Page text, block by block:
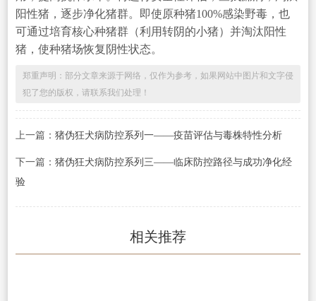
阳性猪，逐步净化猪群。即使原种猪100%感染野毒，也
可通过培育核心种猪群（利用转阴的小猪）并淘汰阳性
猪，使种猪场恢复阴性状态。
郑重声明：部分文章来源于网络，仅作为参考，如果网站中图片和文字侵
犯了您的版权，请联系我们处理！
上一篇： 猪伪狂犬病防控系列一——疫苗评估与毒株特性分析
下一篇： 猪伪狂犬病防控系列三——临床防控路径与成功净化经
验
相关推荐